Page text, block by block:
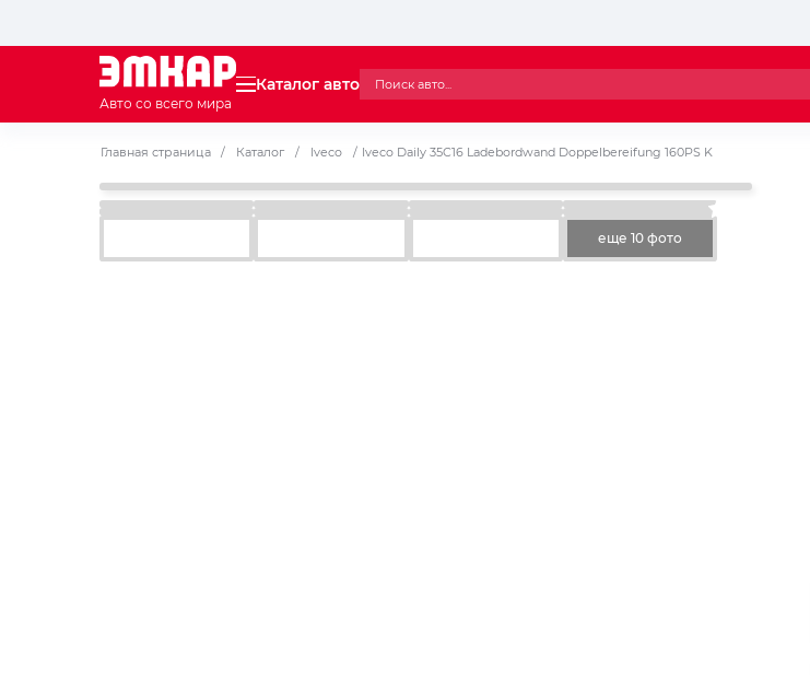
Авто со всего мира
Каталог авто
Главная страница / Каталог / Iveco / Iveco Daily 35C16 Ladebordwand Doppelbereifung 160PS K
еще 10 фото